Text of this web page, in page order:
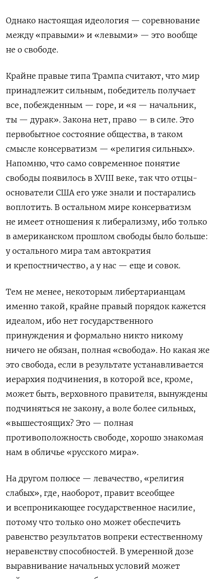
Однако настоящая идеология — соревнование
между «правыми» и «левыми» — это вообще
не о свободе.
Крайне правые типа Трампа считают, что мир
принадлежит сильным, победитель получает
все, побежденным — горе, и «я — начальник,
ты — дурак». Закона нет, право — в силе. Это
первобытное состояние общества, в таком
смысле консерватизм — «религия сильных».
Напомню, что само современное понятие
свободы появилось в XVIII веке, так что отцы-
основатели США его уже знали и постарались
воплотить. В остальном мире консерватизм
не имеет отношения к либерализму, ибо только
в американском прошлом свободы было больше:
у остального мира там автократия
и крепостничество, а у нас — еще и совок.
Тем не менее, некоторым либертарианцам
именно такой, крайне правый порядок кажется
идеалом, ибо нет государственного
принуждения и формально никто никому
ничего не обязан, полная «свобода». Но какая же
это свобода, если в результате устанавливается
иерархия подчинения, в которой все, кроме,
может быть, верховного правителя, вынуждены
подчиняться не закону, а воле более сильных,
«вышестоящих? Это — полная
противоположность свободе, хорошо знакомая
нам в обличье «русского мира».
На другом полюсе — левачество, «религия
слабых», где, наоборот, правит всеобщее
и всепроникающее государственное насилие,
потому что только оно может обеспечить
равенство результатов вопреки естественному
неравенству способностей. В умеренной дозе
выравнивание начальных условий может